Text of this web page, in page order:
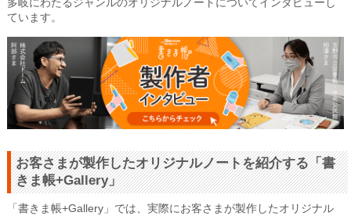
多岐にわたるジャンルのオリジナルノートについてインタビューし
ています。
お客さまが製作したオリジナルノートを紹介する「書
きま帳+Gallery」
「書きま帳+Gallery」では、実際にお客さまが製作したオリジナル